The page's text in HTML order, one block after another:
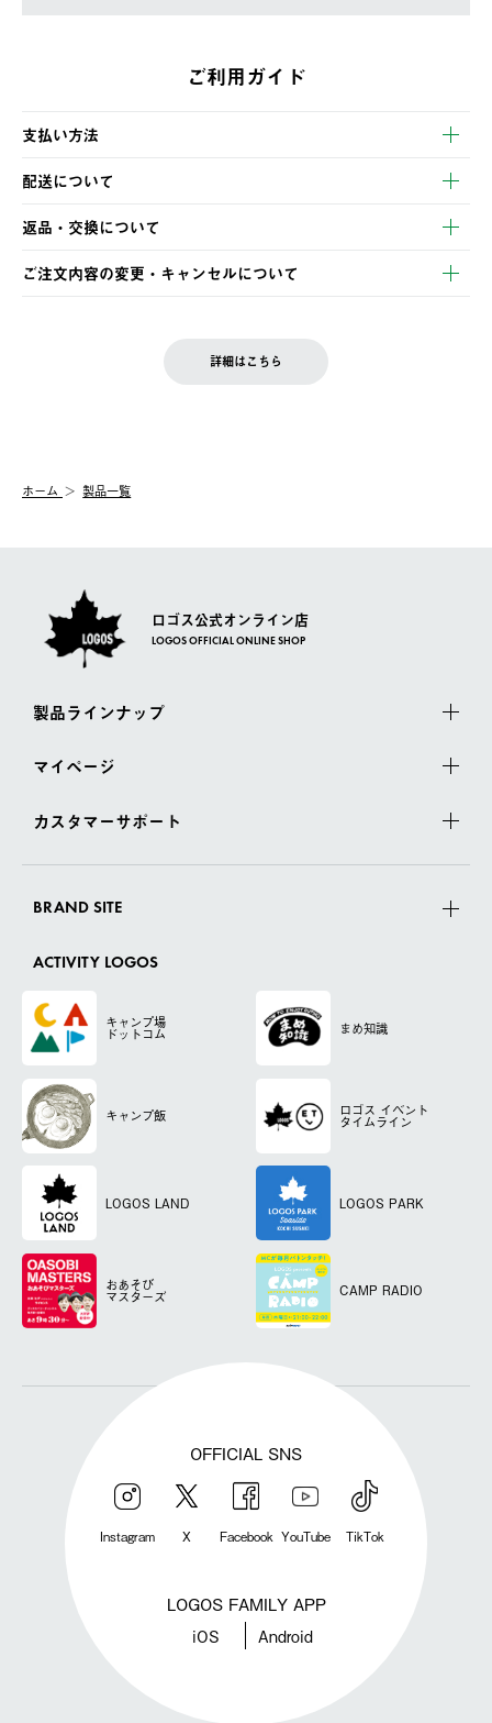
ご利用ガイド
支払い方法
以下のいずれかの方法でお支払いいただけます。
・クレジットカード決済
・コンビニ決済
・Pay-easy決済
配送について
【発送スケジュール】
ご注文・ご入金完了より2営業日以内に商品を発送いたします。
土日祝の発送はございませんので、木曜日以降のご注文は週明け
の発送となる場合がございます。
【配送業者】
佐川急便にて配送されます。
返品・交換について
※お客様都合の場合
お客様都合の返品にかかる送料は、お客様ご負担とさせていただ
む）は受け付けておりません。
一度お手元の商品を返品いただき、ご希望商品を再注文してくだ
ご注文内容の変更・キャンセルについて
LOGOS FAMILY会員の方は、会員マイページ内 購入履歴画面に
詳細はこちら
ホーム 製品一覧
ロゴス公式オンライン店
LOGOS OFFICIAL ONLINE SHOP
製品ラインナップ
マイページ
カスタマーサポート
BRAND SITE
ACTIVITY LOGOS
キャンプ場
ドットコム まめ知識
キャンプ飯 ロゴス イベント
タイムライン
LOGOS LAND LOGOS PARK
おあそび
マスターズ CAMP RADIO
OFFICIAL SNS
Instagram X Facebook YouTube TikTok
LOGOS FAMILY APP
iOS Android